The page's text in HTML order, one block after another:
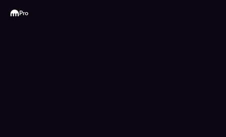
Kraken
Pro